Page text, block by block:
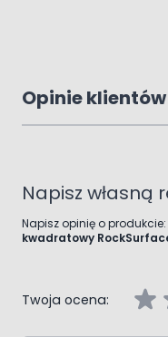
Opinie klientów
Napisz własną
Napisz opinię o produkcie:
kwadratowy
Twoja ocena: